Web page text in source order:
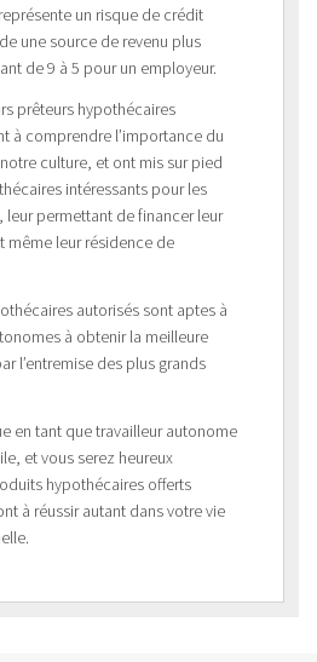
un risque de crédit
une source de revenu plus
de 9 à 5 pour un employeur.
prêteurs hypothécaires
à comprendre l’importance du
culture, et ont mis sur pied
intéressants pour les
permettant de financer leur
même leur résidence de
autorisés sont aptes à
à obtenir la meilleure
l’entremise des plus grands
en tant que travailleur autonome
et vous serez heureux
hypothécaires offerts
à réussir autant dans votre vie